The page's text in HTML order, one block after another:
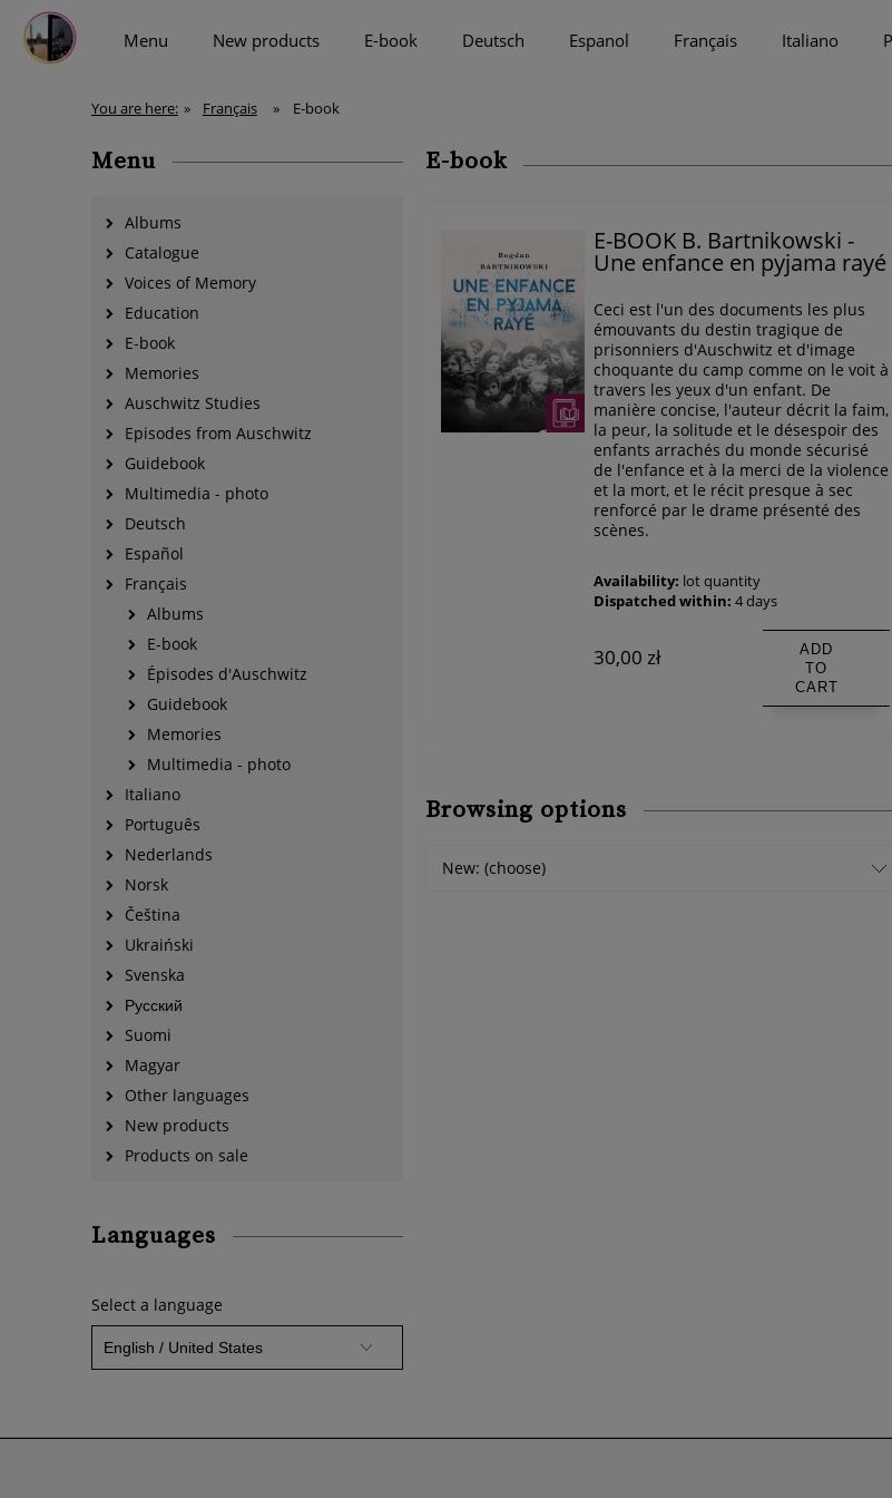
Menu New products E-book Deutsch Espanol Français Italiano
You are here: » Français » E-book
Menu
Albums
Catalogue
Voices of Memory
Education
E-book
Memories
Auschwitz Studies
Episodes from Auschwitz
Guidebook
Multimedia - photo
Deutsch
Español
Français
Albums
E-book
Épisodes d'Auschwitz
Guidebook
Memories
Multimedia - photo
Italiano
Português
Nederlands
Norsk
Čeština
Ukraiński
Svenska
Русский
Suomi
Magyar
Other languages
New products
Products on sale
Languages
Select a language
E-book
E-BOOK B. Bartnikowski -
Une enfance en pyjama rayé
Ceci est l'un des documents les plus
émouvants du destin tragique de
prisonniers d'Auschwitz et d'image
choquante du camp comme on le voit à
travers les yeux d'un enfant. De
manière concise, l'auteur décrit la faim,
la peur, la solitude et le désespoir des
enfants arrachés du monde sécurisé
de l'enfance et à la merci de la violence
et la mort, et le récit presque à sec
renforcé par le drame présenté des
scènes.
Availability: lot quantity
Dispatched within: 4 days
30,00 zł
ADD
TO
CART
Browsing options
New: (choose)